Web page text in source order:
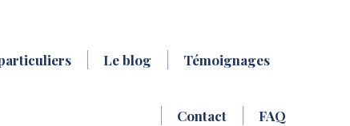
Le blog Témoignages
Contact FAQ